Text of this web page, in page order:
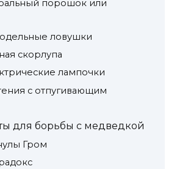
порошок или
ловушки
скорлупа
лампочки
с отпугивающим
для борьбы с медведкой
Гром